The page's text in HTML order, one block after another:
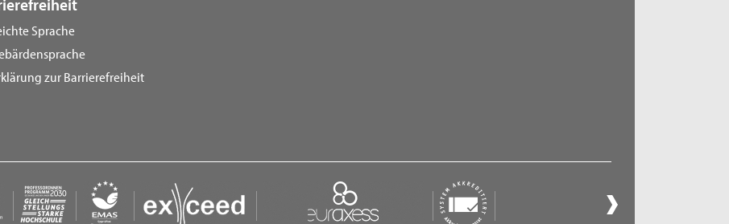
Sprache
zur Barrierefreiheit